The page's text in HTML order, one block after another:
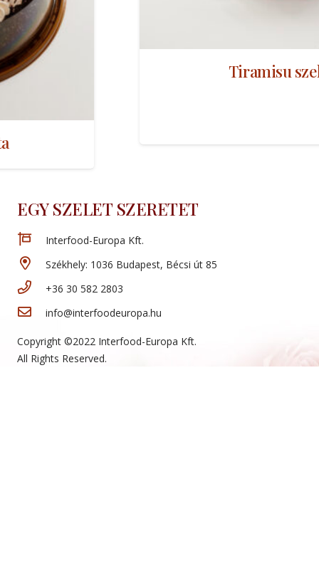
Tiramisu szelet
EGY SZELET SZERETET
Interfood-Europa Kft.
Székhely: 1036 Budapest, Bécsi út 85
+36 30 582 2803
info@interfoodeuropa.hu
Copyright ©2022 Interfood-Europa Kft.
All Rights Reserved.